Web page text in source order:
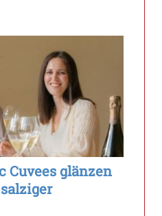
Cuvees glänzen